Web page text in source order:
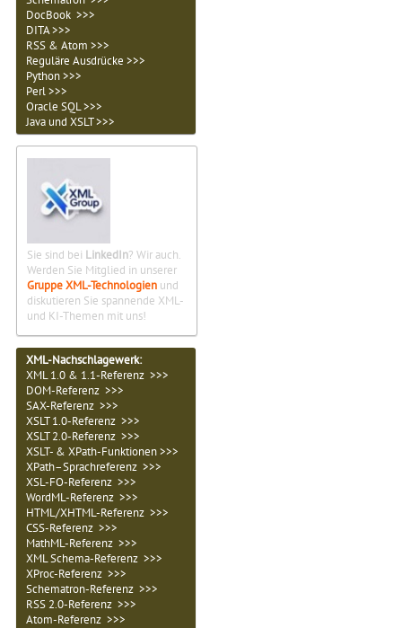
DocBook >>>
DITA >>>
RSS & Atom >>>
Reguläre Ausdrücke >>>
Python >>>
Perl >>>
Oracle SQL >>>
Java und XSLT >>>
Sie sind bei LinkedIn? Wir auch.
Werden Sie Mitglied in unserer
Gruppe XML-Technologien und
diskutieren Sie spannende XML-
und KI-Themen mit uns!
XML-Nachschlagewerk:
XML 1.0 & 1.1-Referenz >>>
DOM-Referenz >>>
SAX-Referenz >>>
XSLT 1.0-Referenz >>>
XSLT 2.0-Referenz >>>
XSLT- & XPath-Funktionen >>>
XPath–Sprachreferenz >>>
XSL-FO-Referenz >>>
WordML-Referenz >>>
HTML/XHTML-Referenz >>>
CSS-Referenz >>>
MathML-Referenz >>>
XML Schema-Referenz >>>
XProc-Referenz >>>
Schematron-Referenz >>>
RSS 2.0-Referenz >>>
Atom-Referenz >>>